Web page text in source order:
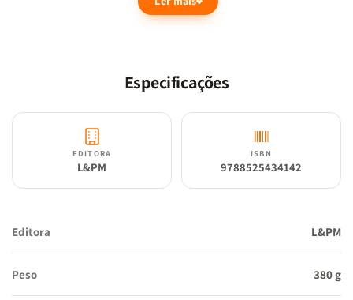
um caçador feliz, curioso em relação a tudo, até mesmo quanto
ao fim.
Eis o coroamento de uma obra que foi celebrada com deleite por
várias gerações – e que, certamente, o será por muitas outras pela
Especificações
EDITORA
L&PM
ISBN
9788525434142
Editora L&PM
Peso 380 g